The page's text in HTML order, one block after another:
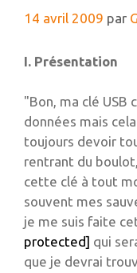
14 avril 2009 par
I. Présentation
"Bon, ma clé USB
données mais
toujours devoir
rentrant du
cette clé à tout
souvent mes
je me suis faite
protected] qui
que je devrai